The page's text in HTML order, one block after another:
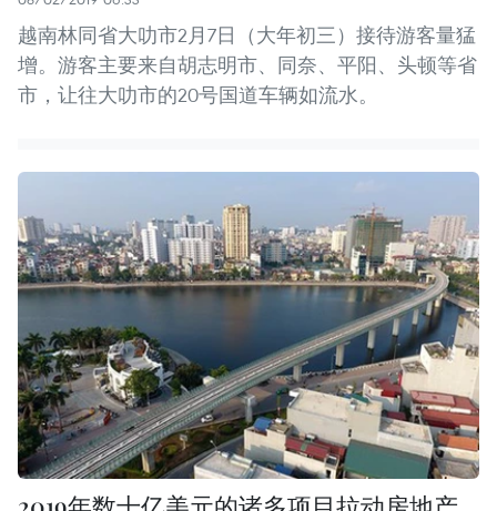
越南林同省大叻市2月7日（大年初三）接待游客量猛
增。游客主要来自胡志明市、同奈、平阳、头顿等省
市，让往大叻市的20号国道车辆如流水。